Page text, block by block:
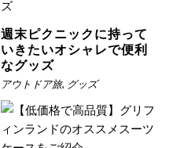
週末ピクニックに持って
いきたいオシャレで便利
なグッズ
アウトドア旅, グッズ